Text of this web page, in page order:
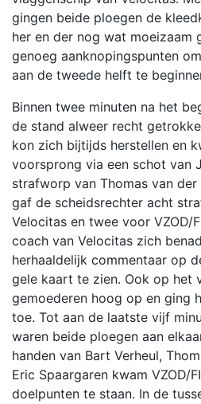
gingen beide ploegen de
her en der nog wat moeizaam
genoeg aanknopingspunten
aan de tweede helft te
Binnen twee minuten na het
de stand alweer recht
kon zich bijtijds herstellen en
voorsprong via een schot van
strafworp van Thomas van
gaf de scheidsrechter acht
Velocitas en twee voor VZOD/
coach van Velocitas zich
herhaaldelijk commentaar op
gele kaart te zien. Ook op het
gemoederen hoog op en ging
toe. Tot aan de laatste vijf
waren beide ploegen aan
handen van Bart Verheul,
Eric Spaargaren kwam VZOD/
doelpunten te staan. In de